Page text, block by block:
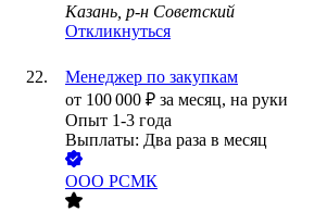
Казань, р-н Советский
Откликнуться
Менеджер по закупкам
от 100 000 ₽ за месяц, на руки
Опыт 1-3 года
Выплаты: Два раза в месяц
ООО РСМК